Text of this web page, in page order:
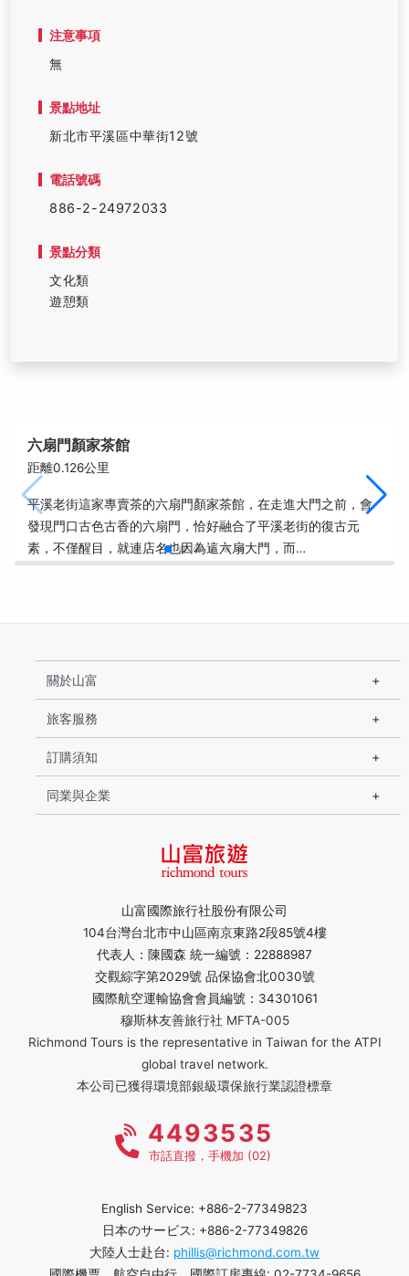
注意事項
無
景點地址
新北市平溪區中華街12號
電話號碼
886-2-24972033
景點分類
文化類
遊憩類
六扇門顏家茶館
距離0.126公里
平溪老街這家專賣茶的六扇門顏家茶館，在走進大門之前，會
發現門口古色古香的六扇門，恰好融合了平溪老街的復古元
素，不僅醒目，就連店名也因為這六扇大門，而…
山富國際旅行社股份有限公司
104台灣台北市中山區南京東路2段85號4樓
代表人：陳國森 統一編號：22888987
交觀綜字第2029號 品保協會北0030號
國際航空運輸協會會員編號：34301061
穆斯林友善旅行社 MFTA-005
Richmond Tours is the representative in Taiwan for the ATPI
global travel network.
本公司已獲得環境部銀級環保旅行業認證標章
關於山富
旅客服務
訂購須知
同業與企業
4493535
市話直撥，手機加 (02)
English Service: +886-2-77349823
日本のサービス: +886-2-77349826
大陸人士赴台: phillis@richmond.com.tw